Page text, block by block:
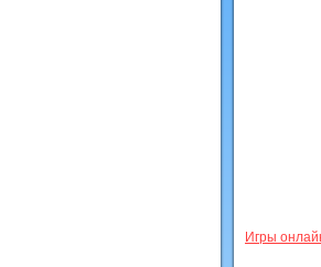
Игры